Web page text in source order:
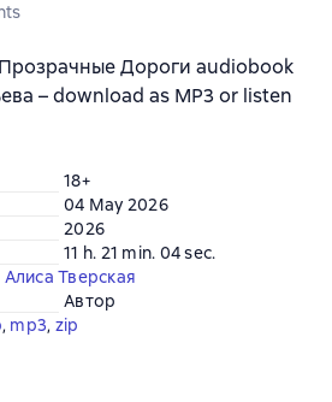
Дороги audiobook
– download as MP3 or listen
18+
04 May 2026
2026
11 h. 21 min. 04 sec.
Алиса Тверская
Автор
, mp3, zip